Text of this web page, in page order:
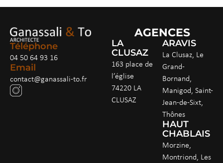
Téléphone
04 50 64 93 16
Email
contact@ganassali-to.fr
AGENCES
LA
CLUSAZ
163 place de
l’église
74220 LA
CLUSAZ
ARAVIS
La Clusaz, Le
Grand-
Bornand,
Manigod, Saint-
Jean-de-Sixt,
Thônes
HAUT
CHABLAIS
Morzine,
Montriond, Les